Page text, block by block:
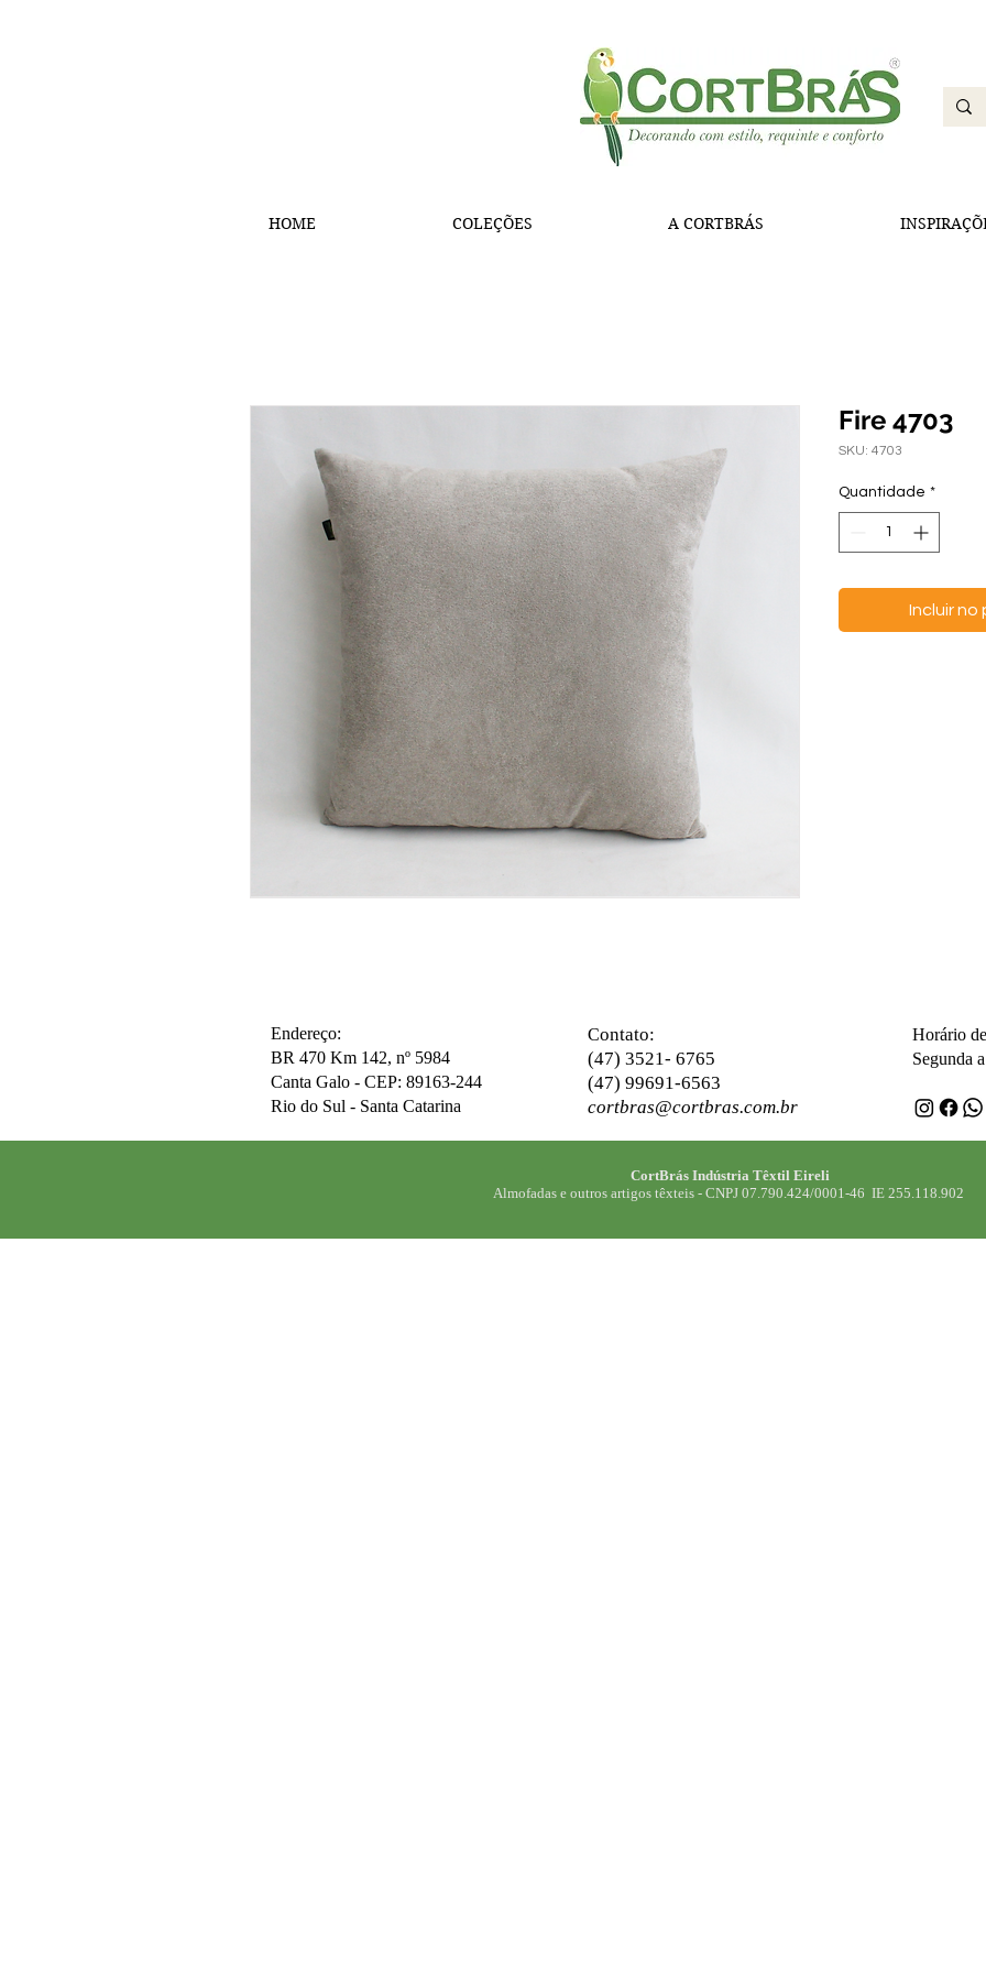
HOME COLEÇÕES A CORTBRÁS
Fire 4703
SKU: 4703
Quantidade *
Incluir
Endereço:
BR 470 Km 142, nº 5984
Canta Galo - CEP: 89163-244
Rio do Sul - Santa Catarina
Contato:
(47) 3521- 6765
(47) 99691-6563
cortbras@cortbras.com.br
Horário
Segunda
CortBrás Indústria Têxtil Eireli
Almofadas e outros artigos têxteis - CNPJ 07.790.424/0001-46 IE 255.118.902